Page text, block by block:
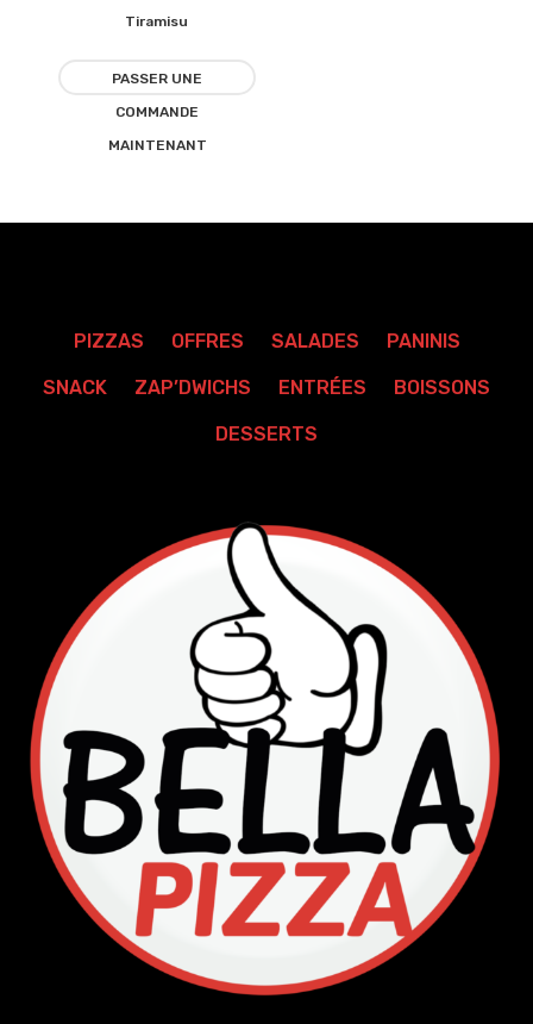
à la
liste
Tiramisu
PASSER UNE
COMMANDE
MAINTENANT
PIZZAS OFFRES SALADES PANINIS
SNACK ZAP’DWICHS ENTRÉES BOISSONS
DESSERTS